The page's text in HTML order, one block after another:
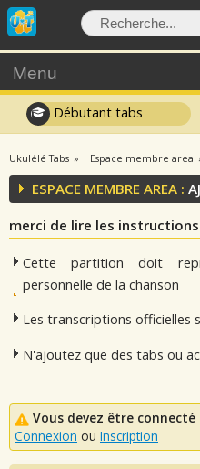
Menu
Débutant tabs
Ukulélé Tabs Espace membre area
ESPACE MEMBRE AREA :
merci de lire les
Cette partition doit
personnelle de la chanson
Les transcriptions
N'ajoutez que des tabs ou
Vous devez être
Connexion ou Inscription